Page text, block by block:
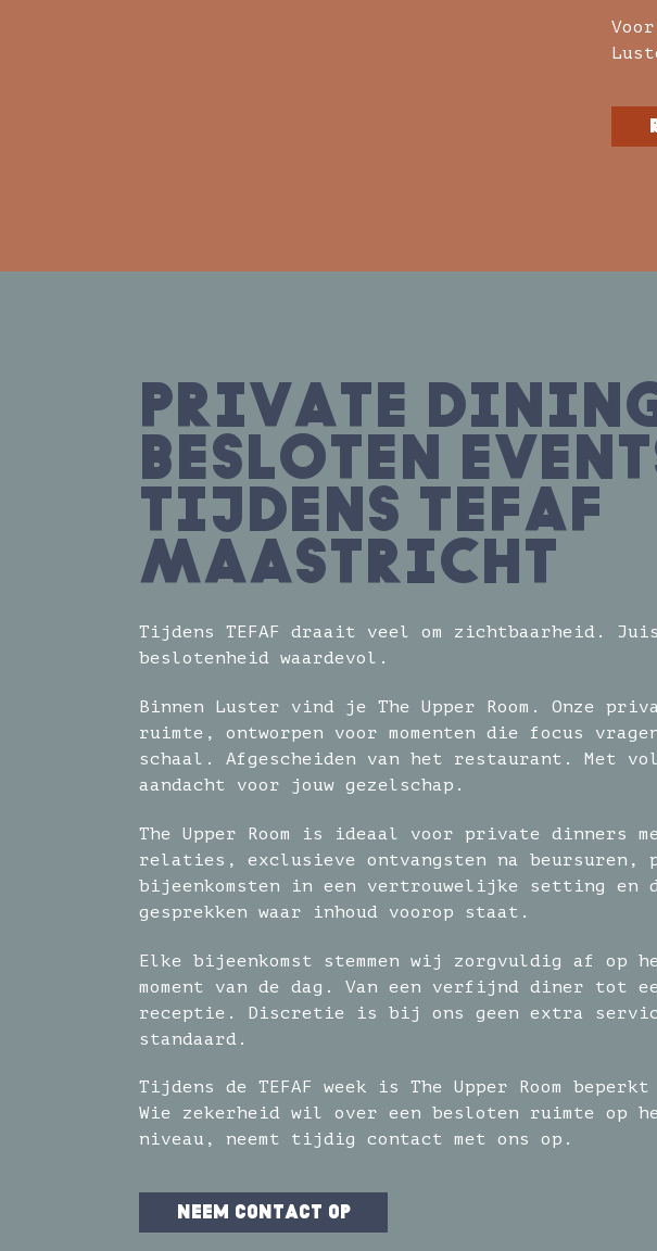
PRIVATE
BESLOTEN
TIJDENS TEFAF
MAASTRICHT
Tijdens TEFAF draait veel om zichtbaarheid.
beslotenheid waardevol.
Binnen Luster vind je The Upper Room. Onze
ruimte, ontworpen voor momenten die focus
schaal. Afgescheiden van het restaurant. Met
aandacht voor jouw gezelschap.
The Upper Room is ideaal voor private dinners
relaties, exclusieve ontvangsten na beursuren,
bijeenkomsten in een vertrouwelijke setting en
gesprekken waar inhoud voorop staat.
Elke bijeenkomst stemmen wij zorgvuldig af op
moment van de dag. Van een verfijnd diner tot
receptie. Discretie is bij ons geen extra
standaard.
Tijdens de TEFAF week is The Upper Room
Wie zekerheid wil over een besloten ruimte op
niveau, neemt tijdig contact met ons op.
neem contact op